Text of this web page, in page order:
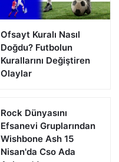
Ofsayt Kuralı Nasıl
Doğdu? Futbolun
Kurallarını Değiştiren
Olaylar
Rock Dünyasını
Efsanevi Gruplarından
Wishbone Ash 15
Nisan'da Cso Ada